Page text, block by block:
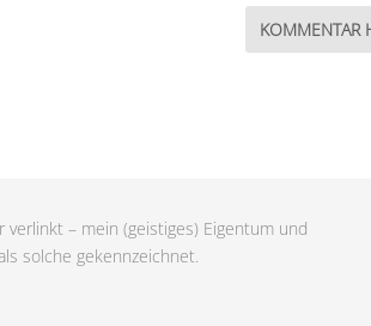
– mein (geistiges) Eigentum und
solche gekennzeichnet.